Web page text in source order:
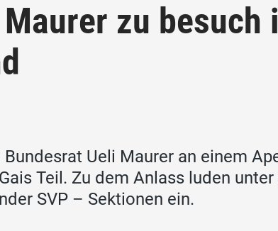
zu besuch
Ueli Maurer an einem
Teil. Zu dem Anlass luden
SVP – Sektionen ein.